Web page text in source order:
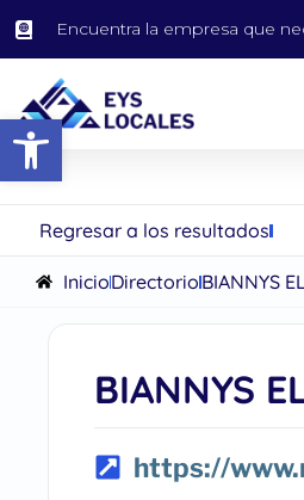
Abrir barra de herramientas
Encuentra la empresa que
Regresar a los resultados
InicioDirectorioBIANNYS
BIANNYS
https://